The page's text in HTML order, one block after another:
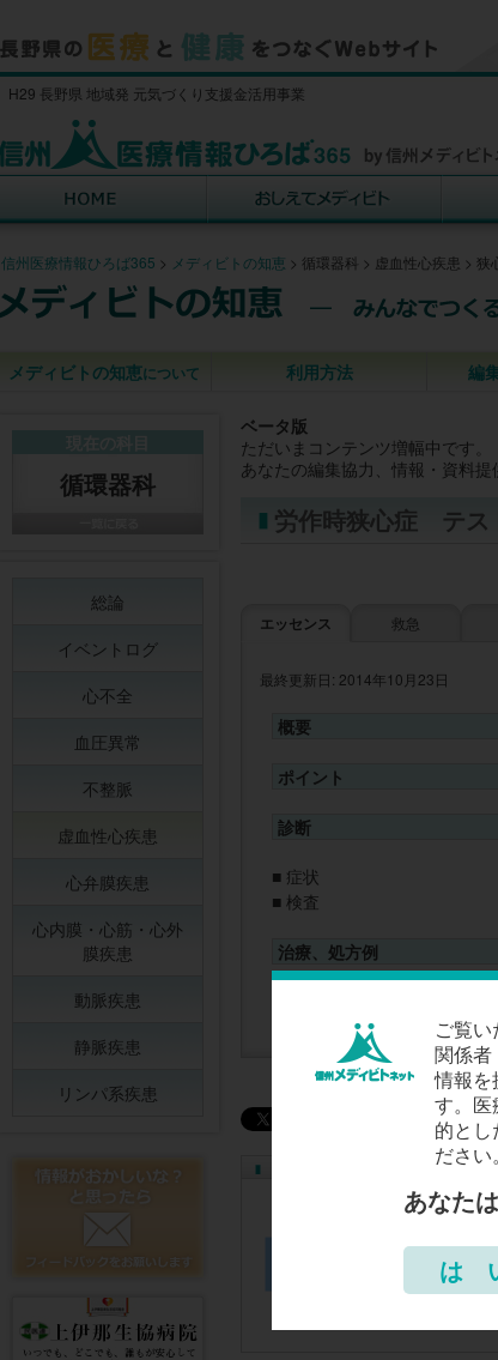
H29 長野県 地域発 元気づくり支援金活用事業
信州医療情報ひろば365 > メディビトの知恵 > 循環器科 > 虚血性心疾患 > 狭
メディビトの知恵について 利用方法 編
ベータ版
ただいまコンテンツ増幅中です。
あなたの編集協力、情報・資料提
労作時狭心症 テス
エッセンス 救急
最終更新日: 2014年10月23日
概要
ポイント
診断
症状
検査
治療、処方例
［狭心症］の新着・更新記事
［狭心症］
［狭心症］
循環器科
総論
イベントログ
心不全
血圧異常
不整脈
虚血性心疾患
心弁膜疾患
心内膜・心筋・心外
膜疾患
動脈疾患
静脈疾患
リンパ系疾患
ご覧
関係者
情報を
す。医
的とし
ださい。
あなた
は